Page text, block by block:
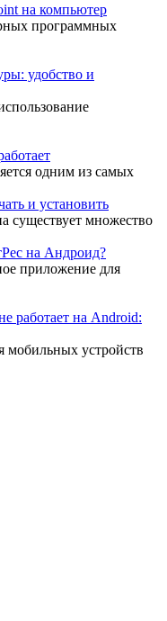
на компьютер
программных
удобство и
одним из самых
и установить
существует множество
на Андроид?
приложение для
работает на Android:
мобильных устройств